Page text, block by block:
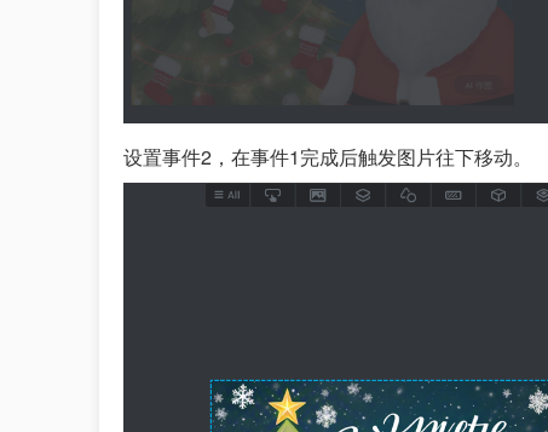
设置事件2，在事件1完成后触发图片往下移动。